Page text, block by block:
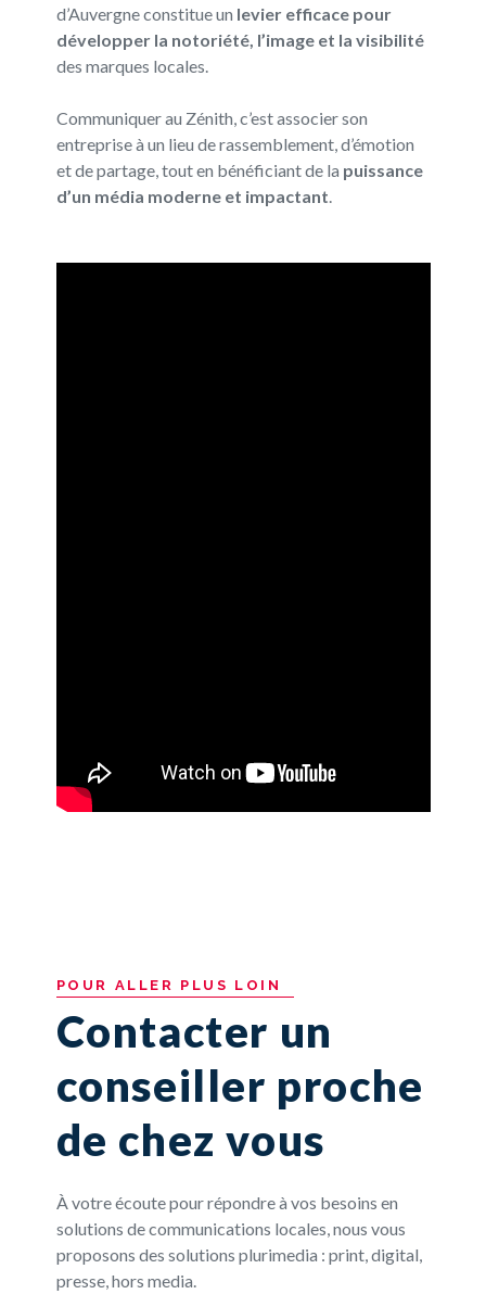
d’Auvergne constitue un levier efficace pour
développer la notoriété, l’image et la visibilité
des marques locales.
Communiquer au Zénith, c’est associer son
entreprise à un lieu de rassemblement, d’émotion
et de partage, tout en bénéficiant de la puissance
d’un média moderne et impactant.
POUR ALLER PLUS LOIN
Contacter un
conseiller proche
de chez vous
À votre écoute pour répondre à vos besoins en
solutions de communications locales, nous vous
proposons des solutions plurimedia : print, digital,
presse, hors media.